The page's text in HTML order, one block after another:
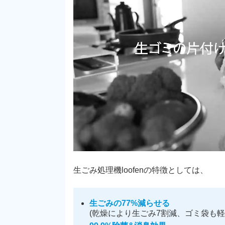
生ごみ処理機loofenの特徴としては、
生ごみの77%減らせる
(乾燥により生ごみ7割減、ゴミ袋も